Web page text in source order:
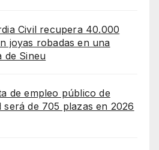
Civil recupera 40.000
joyas robadas en una
de Sineu
de empleo público de
será de 705 plazas en 2026